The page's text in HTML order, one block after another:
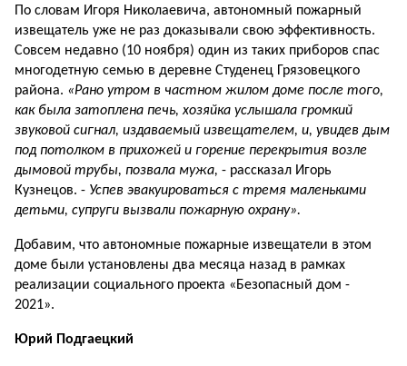
По словам Игоря Николаевича, автономный пожарный
извещатель уже не раз доказывали свою эффективность.
Совсем недавно (10 ноября) один из таких приборов спас
многодетную семью в деревне Студенец Грязовецкого
района. «Рано утром в частном жилом доме после того,
как была затоплена печь, хозяйка услышала громкий
звуковой сигнал, издаваемый извещателем, и, увидев дым
под потолком в прихожей и горение перекрытия возле
дымовой трубы, позвала мужа, - рассказал Игорь
Кузнецов. - Успев эвакуироваться с тремя маленькими
детьми, супруги вызвали пожарную охрану».
Добавим, что автономные пожарные извещатели в этом
доме были установлены два месяца назад в рамках
реализации социального проекта «Безопасный дом -
2021».
Юрий Подгаецкий